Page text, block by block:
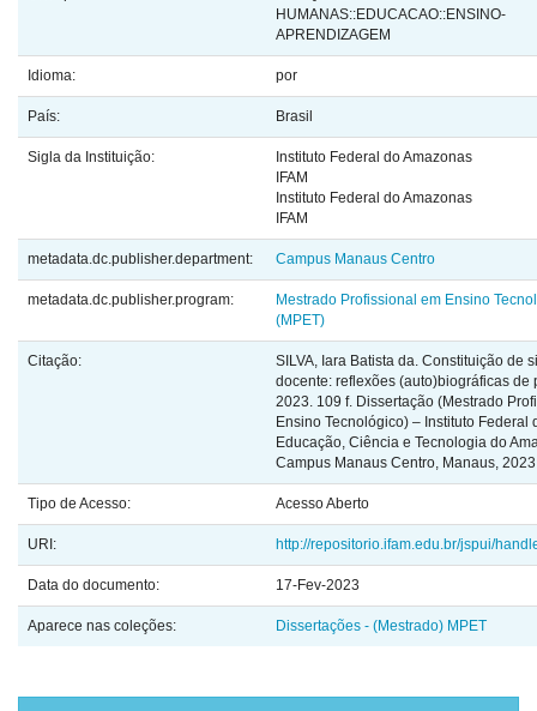
HUMANAS::EDUCACAO::ENSINO-
APRENDIZAGEM
Idioma: por
País: Brasil
Sigla da Instituição:
Instituto Federal do Amazonas
IFAM
Instituto Federal do Amazonas
IFAM
metadata.dc.publisher.department: Campus Manaus Centro
metadata.dc.publisher.program:
Mestrado Profissional em Ensino
(MPET)
Citação:
SILVA, Iara Batista da. Constituição de
docente: reflexões (auto)biográficas de
2023. 109 f. Dissertação (Mestrado
Ensino Tecnológico) – Instituto Federal
Educação, Ciência e Tecnologia do
Campus Manaus Centro, Manaus,
Tipo de Acesso: Acesso Aberto
URI: http://repositorio.ifam.edu.br/jspui/
Data do documento: 17-Fev-2023
Aparece nas coleções: Dissertações - (Mestrado) MPET